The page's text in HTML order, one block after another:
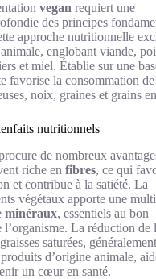
vegan requiert une
des principes
approche nutritionnelle
englobant viande,
et miel. Établie sur une
favorise la consommation
noix, graines et grains
nutritionnels
de nombreux
riche en fibres, ce qui
et contribue à la satiété. La
végétaux apporte une
minéraux, essentiels au bon
La réduction de
saturées, généralement
d’origine animale,
un cœur en santé.